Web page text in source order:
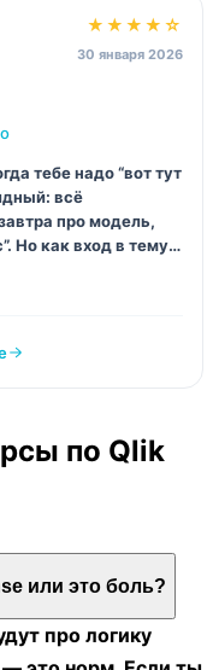
★★★★☆
30 января 2026
тебе надо “вот тут
всё
про модель,
Но как вход в тему
на десять
по Qlik
или это боль?
про логику